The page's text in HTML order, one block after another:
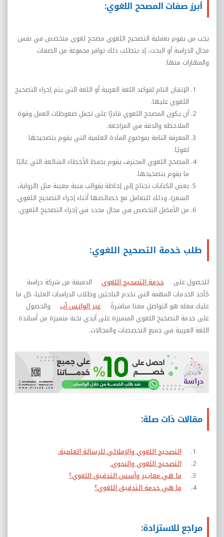
أبرز صفات المصحح اللغوي:
يجب من يقوم بعملية التصحيح اللغوي مصحح لغوي متخصص في نفس
مجال الدراسة أو البحث، إذ يتطلب ذلك توافر مجموعة من الصفات
والمهارات منها:
الإتقان التام لقواعد اللغة العربية أو اللغة التي يتم إجراء التصحيح
اللغوي عليها.
أن يكون المصحح اللغوي قادرًا على تحمل ضغوطات العمل وقوة
الملاحظة والدقة في المراجعة.
المعرفة التامة بموضوع المادة العلمية التي يقوم بتصحيحها
لغويًا.
المصحح اللغوي المحترف يقوم بحفظ الأخطاء الشائعة التي غالبًا
ما يقوم بتصحيحها.
بعض الكتابات تحتاج إلى إحاطة بقوالب فنية معينة مثل (الرواية،
الشعر)، وذلك للتعامل مع خصائصها أثناء إجراء التصحيح اللغوي.
من الأفضل التخصص في مجال محدد في إجراء التصحيح اللغوي.
طلب خدمة التصحيح اللغوي:
للحصول على خدمة التصحيح اللغوي
الدقيقة من شركة دراسة
كأحد الخدمات المهمة التي تخدم الباحثين وطلاب الدراسات العليا، كل ما
عليك فعله هو التواصل معنا مباشرةً
عبر الواتس أب
والحصول
على خدمة التصحيح اللغوي المتميزة على أيدي نخبة متميزة من أساتذة
اللغة العربية في جميع التخصصات والمجالات.
مقالات ذات صلة:
التصحيح اللغوي والإملائي للرسالة العلمية.
التصحيح اللغوي والنحوي.
ما هي معايير وأسس التدقيق اللغوي؟
ما هي خدمة التدقيق اللغوي؟
مراجع للاستزادة: